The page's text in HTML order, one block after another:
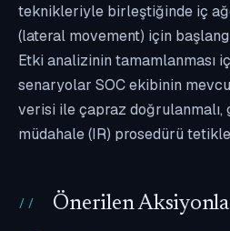
teknikleriyle birleştiğinde iç
(lateral movement) için
Etki analizinin tamamlanması
senaryolar SOC ekibinin
verisi ile çapraz doğrulanmalı,
müdahale (IR) prosedürü
Önerilen